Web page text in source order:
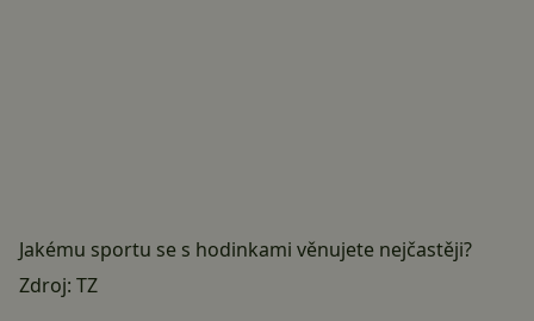
Jakému sportu se s hodinkami věnujete nejčastěji?
Zdroj: TZ